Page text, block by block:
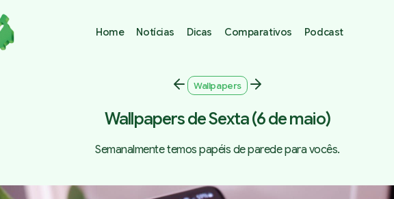
Home Notícias Dicas Comparativos Podcast
Wallpapers
Wallpapers de Sexta (6 de maio)
Semanalmente temos papéis de parede para vocês.